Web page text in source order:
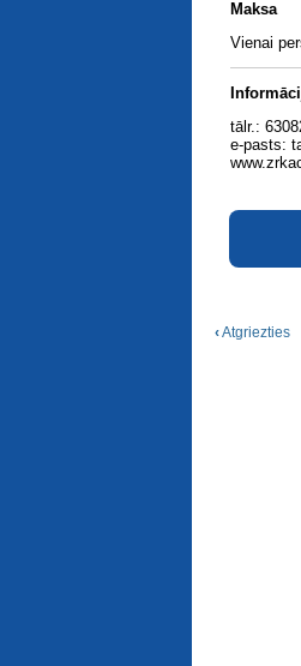
Maksa
Vienai
tālr.:
e-pasts:
‹Atgriezties